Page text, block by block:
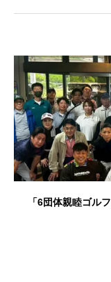
「6団体親睦ゴル